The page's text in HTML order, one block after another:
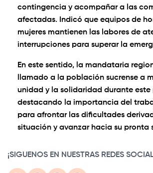
contingencia y acompañar a las
afectadas. Indicó que equipos de
mujeres mantienen las labores de
interrupciones para superar la
En este sentido, la mandataria
llamado a la población sucrense a
unidad y la solidaridad durante este
destacando la importancia del
para afrontar las dificultades
situación y avanzar hacia su pronta
¡SIGUENOS EN NUESTRAS REDES